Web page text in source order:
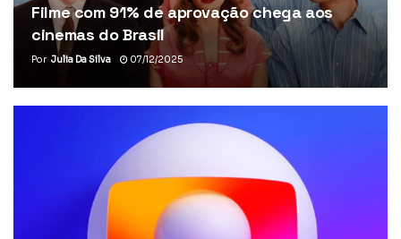
Filme com 91% de aprovação chega aos
cinemas do Brasil
Por Julia Da Silva 07/12/2025